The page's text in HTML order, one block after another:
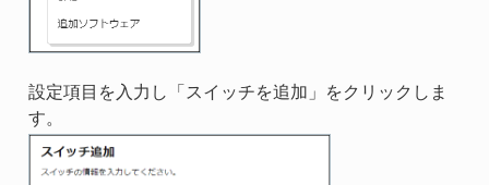
設定項目を入力し「スイッチを追加」をクリックしま
す。